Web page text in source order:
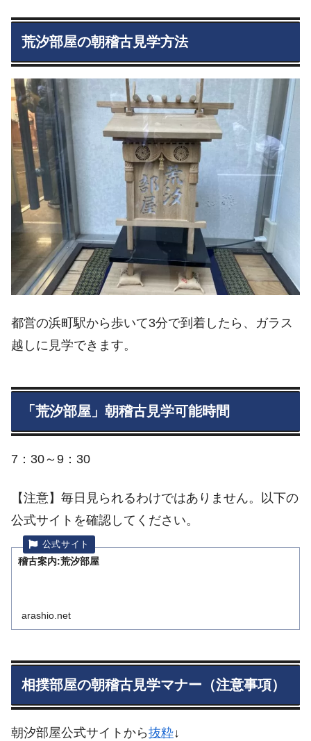
荒汐部屋の朝稽古見学方法
都営の浜町駅から歩いて3分で到着したら、ガラス
越しに見学できます。
「荒汐部屋」朝稽古見学可能時間
7：30～9：30
【注意】毎日見られるわけではありません。以下の
公式サイトを確認してください。
稽古案内:荒汐部屋
arashio.net
相撲部屋の朝稽古見学マナー（注意事項）
朝汐部屋公式サイトから抜粋↓